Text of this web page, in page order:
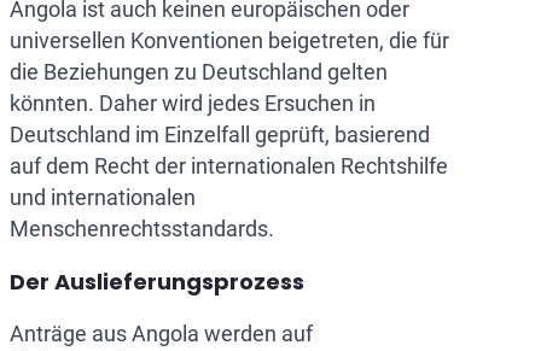
Angola ist auch keinen europäischen oder
universellen Konventionen beigetreten, die für
die Beziehungen zu Deutschland gelten
könnten. Daher wird jedes Ersuchen in
Deutschland im Einzelfall geprüft, basierend
auf dem Recht der internationalen Rechtshilfe
und internationalen
Menschenrechtsstandards.
Der Auslieferungsprozess
Anträge aus Angola werden auf